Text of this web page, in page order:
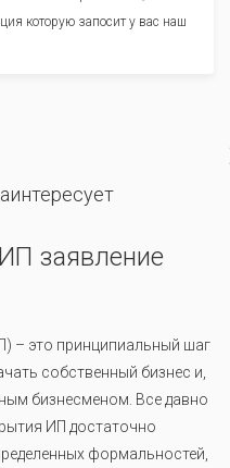
которую запосит у вас наш
заявление
– это принципиальный шаг
собственный бизнес и,
бизнесменом. Все давно
ИП достаточно
формальностей,